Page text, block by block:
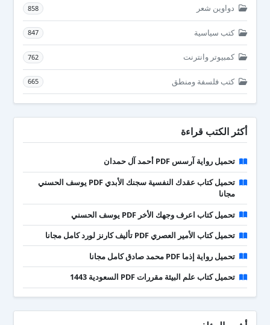
دواوين شعر 858
كتب سياسية 847
كمبيوتر وانترنت 762
كتب فلسفة ومنطق 665
أكثر الكتب قراءة
تحميل رواية آرسس PDF أحمد آل حمدان
تحميل كتاب عقدك النفسية سجنك الأبدي PDF يوسف الحسني
مجانا
تحميل كتاب اعرف وجهك الأخر PDF يوسف الحسني
تحميل كتاب الأمير العصري PDF تأليف كارنز لورد كامل مجانا
تحميل رواية إذما PDF محمد صادق كامل مجانا
تحميل كتاب علم البيئة مقررات PDF السعودية 1443